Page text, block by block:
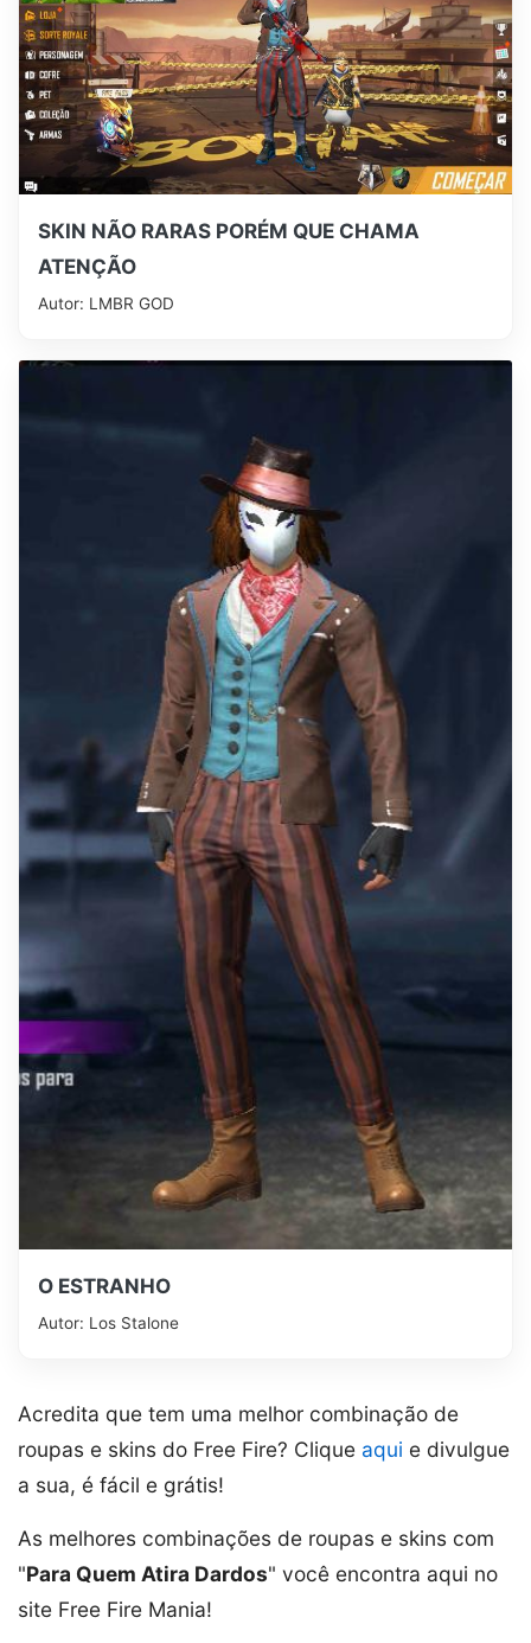
SKIN NÃO RARAS PORÉM QUE CHAMA
ATENÇÃO
Autor: LMBR GOD
O ESTRANHO
Autor: Los Stalone
Acredita que tem uma melhor combinação de
roupas e skins do Free Fire? Clique aqui e divulgue
a sua, é fácil e grátis!
As melhores combinações de roupas e skins com
"Para Quem Atira Dardos" você encontra aqui no
site Free Fire Mania!